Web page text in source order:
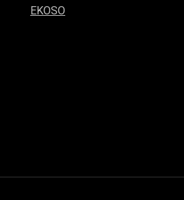
EKOSO